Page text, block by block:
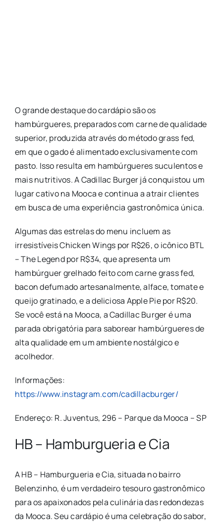
O grande destaque do cardápio são os
hambúrgueres, preparados com carne de qualidade
superior, produzida através do método grass fed,
em que o gado é alimentado exclusivamente com
pasto. Isso resulta em hambúrgueres suculentos e
mais nutritivos. A Cadillac Burger já conquistou um
lugar cativo na Mooca e continua a atrair clientes
em busca de uma experiência gastronômica única.
Algumas das estrelas do menu incluem as
irresistíveis Chicken Wings por R$26, o icônico BTL
– The Legend por R$34, que apresenta um
hambúrguer grelhado feito com carne grass fed,
bacon defumado artesanalmente, alface, tomate e
queijo gratinado, e a deliciosa Apple Pie por R$20.
Se você está na Mooca, a Cadillac Burger é uma
parada obrigatória para saborear hambúrgueres de
alta qualidade em um ambiente nostálgico e
acolhedor.
Informações:
https://www.instagram.com/cadillacburger/
Endereço: R. Juventus, 296 – Parque da Mooca – SP
HB – Hamburgueria e Cia
A HB – Hamburgueria e Cia, situada no bairro
Belenzinho, é um verdadeiro tesouro gastronômico
para os apaixonados pela culinária das redondezas
da Mooca. Seu cardápio é uma celebração do sabor,